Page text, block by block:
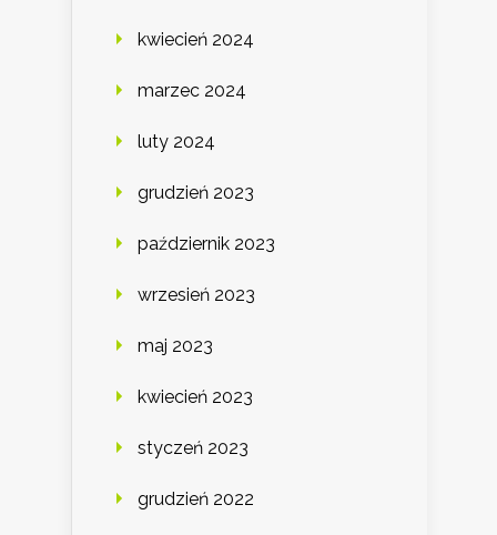
kwiecień 2024
marzec 2024
luty 2024
grudzień 2023
październik 2023
wrzesień 2023
maj 2023
kwiecień 2023
styczeń 2023
grudzień 2022